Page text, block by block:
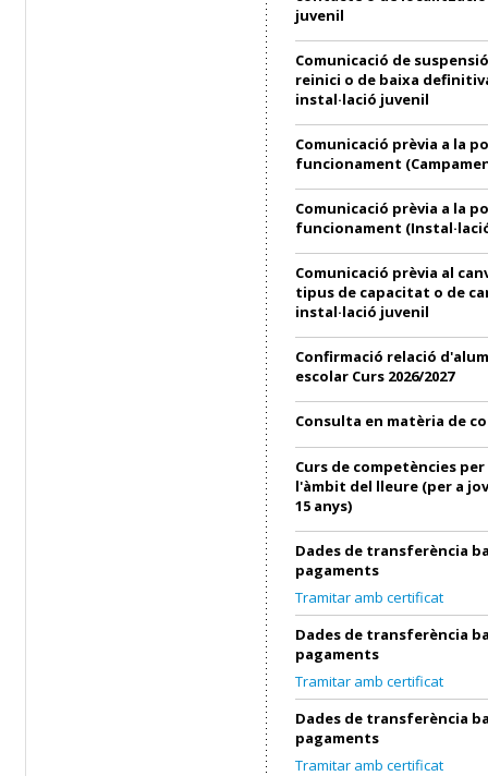
juvenil
Comunicació de
reinici o de baixa
instal·lació juvenil
Comunicació prèvia a la
funcionament
Comunicació prèvia a la
funcionament
Comunicació prèvia al
tipus de capacitat o de
instal·lació juvenil
Confirmació relació
escolar Curs 2026/2027
Consulta en matèria de
Curs de competències
l'àmbit del lleure (per a
15 anys)
Dades de transferència
pagaments
Tramitar amb certificat
Dades de transferència
pagaments
Tramitar amb certificat
Dades de transferència
pagaments
Tramitar amb certificat